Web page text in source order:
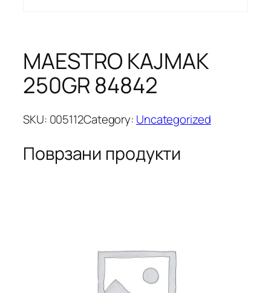
MAESTRO KAJMAK
250GR 84842
SKU: 005112Category: Uncategorized
Поврзани продукти